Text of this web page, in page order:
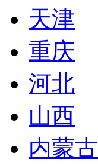
天津
重庆
河北
山西
内蒙古